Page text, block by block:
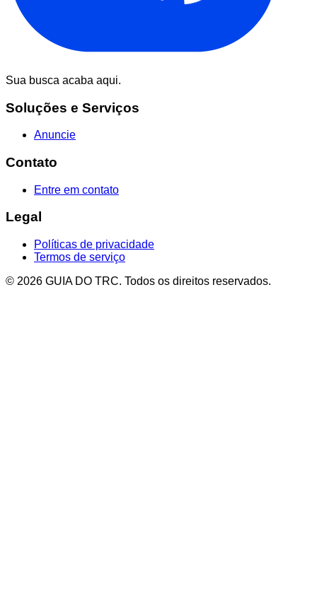
Sua busca acaba aqui.
Soluções e Serviços
Anuncie
Contato
Entre em contato
Legal
Políticas de privacidade
Termos de serviço
© 2026 GUIA DO TRC. Todos os direitos reservados.